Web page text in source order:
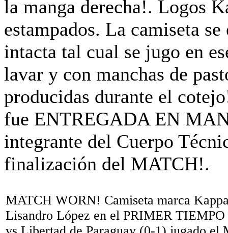
MATCH WORN! Camiseta marca
Lisandro López en el PRIMER